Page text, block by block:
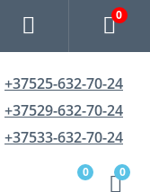
0
+37525-632-70-24
+37529-632-70-24
+37533-632-70-24
0 0